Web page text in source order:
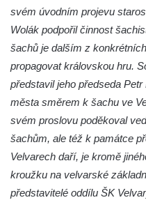
Kenotaf Miloslava Švice
nad Vltavou
Hrob Václava Kufnera na
nad Vltavou
Pomník vojákům Rudé
v Lužci nad Vltavou
Pomník Ladislava
silnice severně od Lužce
svém úvodním projevu
Wolák podpořil činnost
šachů je dalším z
propagovat královskou hru.
představil jeho předseda
města směrem k šachu ve
svém proslovu poděkoval
šachům, ale též k památce
Velvarech daří, je kromě
kroužku na velvarské
představitelé oddílu ŠK